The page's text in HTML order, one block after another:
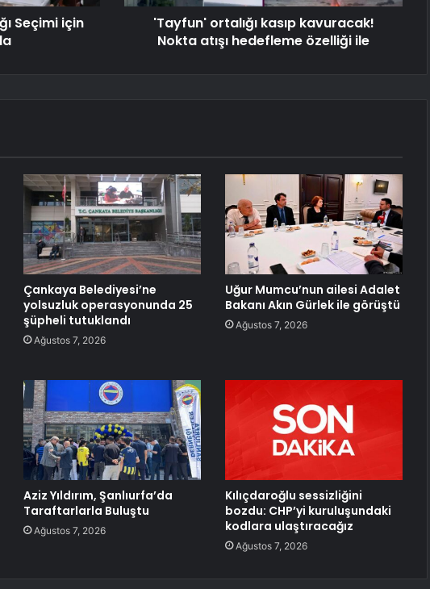
Seçimi için
'Tayfun' ortalığı kasıp kavuracak!
Nokta atışı hedefleme özelliği ile
Çankaya Belediyesi’ne
yolsuzluk operasyonunda 25
şüpheli tutuklandı
Ağustos 7, 2026
Uğur Mumcu’nun ailesi Adalet
Bakanı Akın Gürlek ile görüştü
Ağustos 7, 2026
Aziz Yıldırım, Şanlıurfa’da
Taraftarlarla Buluştu
Ağustos 7, 2026
Kılıçdaroğlu sessizliğini
bozdu: CHP’yi kuruluşundaki
kodlara ulaştıracağız
Ağustos 7, 2026